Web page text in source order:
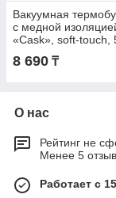
Вакуумная
с медной
«Cask», soft-touch,
8 690 ₸
О нас
Рейтинг не
Менее 5
Работает с